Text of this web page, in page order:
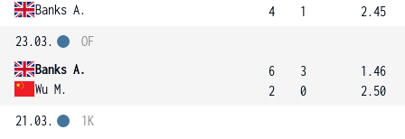
Banks A.
4
1
2.45
23.03.
Banks A.
Wu M.
OF
6
2
3
0
1.46
2.50
21.03.
1K